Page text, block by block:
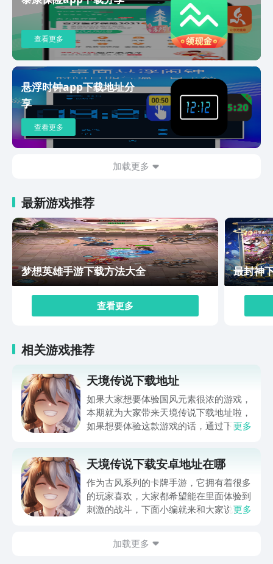
你施展了技能，那么同时也将会累积到与技能有关的经
验，达到一定的等级之后技能的效果也会得到增加和提
升。其次参与副本也是很重要的，如果说一些难度比较高
的副本，你独自一人无法完成的话，也可以考虑和其他玩
家组队参与，这样通关的副本将会提升不少。选择适合自
己的法宝也是非常重要的哦，在两种法宝进行搭配之后，
他们将会产生一些额外的效果，因此小伙伴们在挑选法宝
之前也需要注意一下自身的属性，尽量选择一些与属性相
合的法宝，这样才能够让自己的战斗力发挥到最强。你还
可以学习游戏中的各种心法，这样在面对不同的战斗时，
你将会有多种的应对方法。小伙伴们是否想要知道天墟传
说这款游戏在哪里可以提前预约下载到呢？今天的文章就
已经帮助你解决了。虽然说目前天墟传说的开服时间暂时
机里面。
查看更多
悬浮时钟app下载地址分
享
查看更多
加载更多
最新游戏推荐
梦想英雄手游下载方法大全
查看更多
最封神
相关游戏推荐
天境传说下载地址
如果大家想要体验国风元素很浓的游戏，
本期就为大家带来天境传说下载地址啦，
如果想要体验这款游戏的话，通过下面小
欢的一部分玩法，也有小编为大家准备的
一部分玩法介绍哦。
更多
天境传说下载安卓地址在哪
作为古风系列的卡牌手游，它拥有着很多
的玩家喜欢，大家都希望能在里面体验到
刺激的战斗，下面小编就来和大家说说天
游”平台来进行预约，游戏目前虽然处于
更多
加载更多